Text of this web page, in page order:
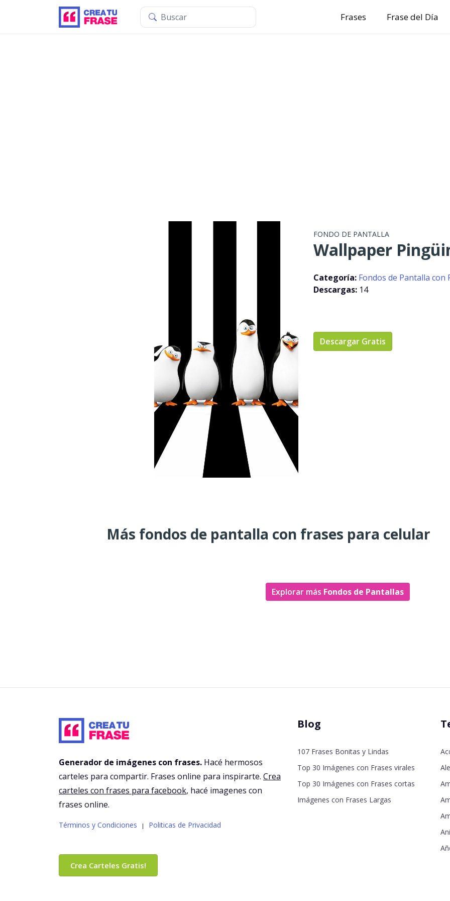
Frases Frase del Día
FONDO DE PANTALLA
Wallpaper
Categoría: Fondos de Pantalla con
Descargas: 14
Descargar Gratis
Más fondos de pantalla con frases para celular
Explorar más Fondos de Pantallas
Generador de imágenes con frases. Hacé hermosos
carteles para compartir. Frases online para inspirarte. Crea
carteles con frases para facebook, hacé imagenes con
frases online.
Términos y Condiciones | Politicas de Privacidad
Crea Carteles Gratis!
Blog
107 Frases Bonitas y Lindas
Top 30 Imágenes con Frases virales
Top 30 Imágenes con Frases cortas
Imágenes con Frases Largas